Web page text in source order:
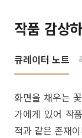
작품 감상
큐레이터 노트
화면을 채우는
가에게 있어 작
적과 같은 존재